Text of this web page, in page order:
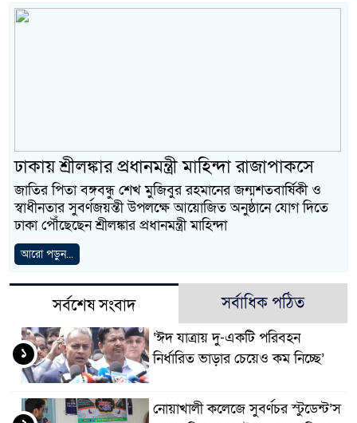
ঢাকায় শ্রীলঙ্কার প্রধানমন্ত্রী মাহিন্দা রাজাপাকসে
জাতির পিতা বঙ্গবন্ধু শেখ মুজিবুর রহমানের জন্মশতবার্ষিকী ও
স্বাধীনতার সুবর্ণজয়ন্তী উপলক্ষে আয়োজিত অনুষ্ঠানে যোগ দিতে
ঢাকা পৌঁছেছেন শ্রীলঙ্কার প্রধানমন্ত্রী মাহিন্দা
আরো পড়ুন...
সর্বশেষ সংবাদ সর্বাধিক পঠিত
‘ঈদ যাত্রায় দু-একটি পরিবহন
নির্ধারিত ভাড়ার চেয়েও কম নিচ্ছে’
১
নোয়াখালী কলেজে সুবর্ণচর স্টুডেন্ট’স